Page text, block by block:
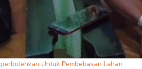
Untuk Pembebasan Lahan